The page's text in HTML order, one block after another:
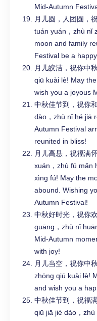
Mid-Autumn
月儿圆，人团圆，
tuán yuán，zhù nǐ
moon and family
Festival be a
月儿皎洁，祝你中
qiū kuài lè! May
wish you a joyous
中秋佳节到，祝你
dào，zhù nǐ hé jiā
Autumn Festival
reunited in bliss!
月儿高悬，祝福满
xuán，zhù fú mǎn
xìng fú! May the
abound. Wishing
Autumn Festival!
中秋好时光，祝你
guāng，zhù nǐ
Mid-Autumn
with joy!
月儿当空，祝你中
zhōng qiū kuài lè!
and wish you a
中秋佳节到，祝福
qiū jiā jié dào，